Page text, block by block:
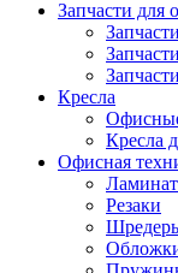
Запчасти для
Кресла
Кресла
Офисная
Резаки